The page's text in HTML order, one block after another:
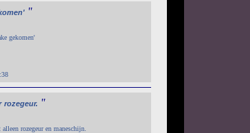
"
gekomen'
rozegeur. "
rozegeur en maneschijn.